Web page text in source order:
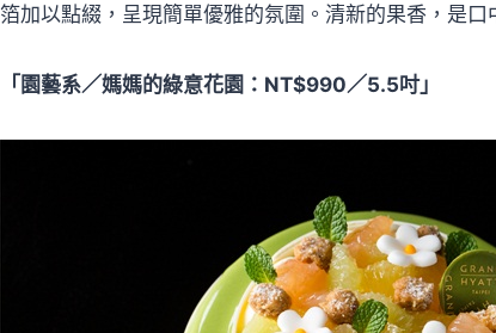
箔加以點綴，呈現簡單優雅的氛圍。清新的果香，是口
「園藝系／媽媽的綠意花園：NT$990／5.5吋」